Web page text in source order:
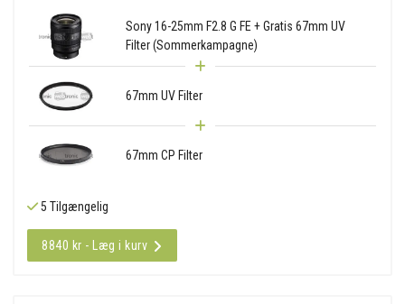
Sony 16-25mm F2.8 G FE + Gratis 67mm UV
Filter (Sommerkampagne)
67mm UV Filter
67mm CP Filter
5 Tilgængelig
8840 kr - Læg i kurv